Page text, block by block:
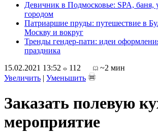
Девичник в Подмосковье: SPA, баня,
городом
Патриаршие пруды: путешествие в
Москву и вокруг
Тренды гендер-пати: идеи
праздника
15.02.2021 13:52
112
~2 мин
Увеличить | Уменьшить
Заказать полевую
мероприятие